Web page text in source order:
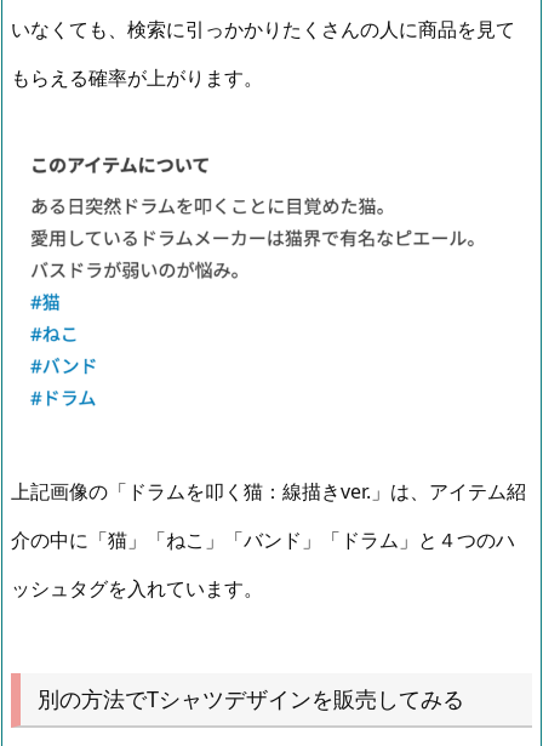
いなくても、検索に引っかかりたくさんの人に商品を見て
もらえる確率が上がります。
上記画像の「ドラムを叩く猫：線描きver.」は、アイテム紹
介の中に「猫」「ねこ」「バンド」「ドラム」と４つのハ
ッシュタグを入れています。
別の方法でTシャツデザインを販売してみる